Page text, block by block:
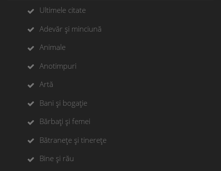
Ultimele citate
Adevăr și minciună
Animale
Anotimpuri
Artă
Bani și bogație
Bărbați și femei
Bătranețe și tinerețe
Bine și rău